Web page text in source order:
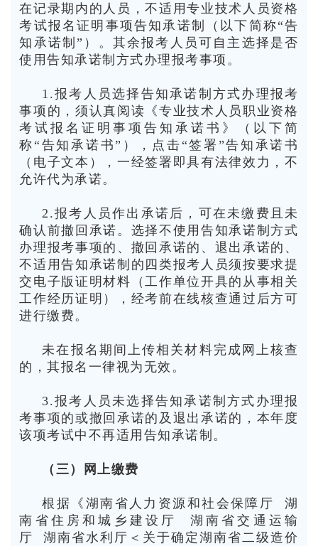
在记录期内的人员，不适用专业技术人员资格
考试报名证明事项告知承诺制（以下简称“告
知承诺制”）。其余报考人员可自主选择是否
使用告知承诺制方式办理报考事项。
1.报考人员选择告知承诺制方式办理报考
事项的，须认真阅读《专业技术人员职业资格
考试报名证明事项告知承诺书》（以下简
称“告知承诺书”），点击“签署”告知承诺书
（电子文本），一经签署即具有法律效力，不
允许代为承诺。
2.报考人员作出承诺后，可在未缴费且未
确认前撤回承诺。选择不使用告知承诺制方式
办理报考事项的、撤回承诺的、退出承诺的、
不适用告知承诺制的四类报考人员须按要求提
交电子版证明材料（工作单位开具的从事相关
工作经历证明），经考前在线核查通过后方可
进行缴费。
未在报名期间上传相关材料完成网上核查
的，其报名一律视为无效。
3.报考人员未选择告知承诺制方式办理报
考事项的或撤回承诺的及退出承诺的，本年度
该项考试中不再适用告知承诺制。
（三）网上缴费
根据《湖南省人力资源和社会保障厅 湖
南省住房和城乡建设厅 湖南省交通运输
厅 湖南省水利厅＜关于确定湖南省二级造价